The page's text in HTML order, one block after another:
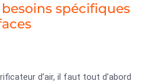
spécifiques
d’air, il faut tout d’abord